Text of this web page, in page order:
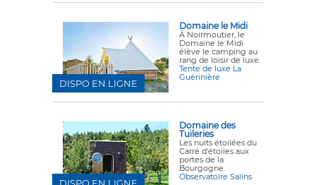
Domaine le Midi
À Noirmoutier, le
Domaine le Midi
élève le camping au
rang de loisir de luxe.
Tente de luxe La
Guérinière
DISPO EN LIGNE
Domaine des
Tuileries
Les nuits étoilées du
Carré d'étoiles aux
portes de la
Bourgogne.
Observatoire Salins